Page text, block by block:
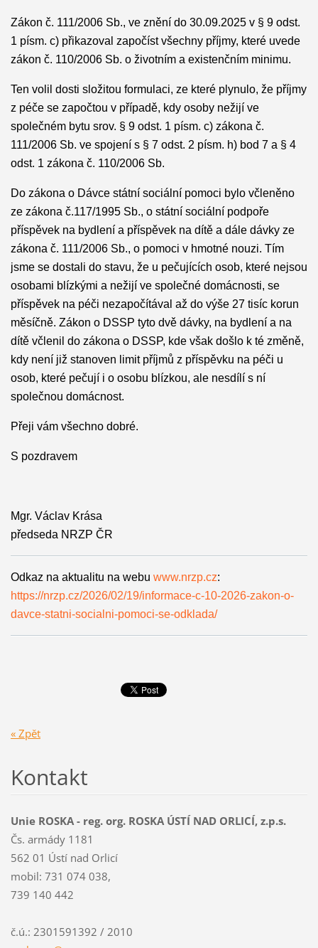
Zákon č. 111/2006 Sb., ve znění do 30.09.2025 v § 9 odst.
1 písm. c) přikazoval započíst všechny příjmy, které uvede
zákon č. 110/2006 Sb. o životním a existenčním minimu.
Ten volil dosti složitou formulaci, ze které plynulo, že příjmy
z péče se započtou v případě, kdy osoby nežijí ve
společném bytu srov. § 9 odst. 1 písm. c) zákona č.
111/2006 Sb. ve spojení s § 7 odst. 2 písm. h) bod 7 a § 4
odst. 1 zákona č. 110/2006 Sb.
Do zákona o Dávce státní sociální pomoci bylo včleněno
ze zákona č.117/1995 Sb., o státní sociální podpoře
příspěvek na bydlení a příspěvek na dítě a dále dávky ze
zákona č. 111/2006 Sb., o pomoci v hmotné nouzi. Tím
jsme se dostali do stavu, že u pečujících osob, které nejsou
osobami blízkými a nežijí ve společné domácnosti, se
příspěvek na péči nezapočítával až do výše 27 tisíc korun
měsíčně. Zákon o DSSP tyto dvě dávky, na bydlení a na
dítě včlenil do zákona o DSSP, kde však došlo k té změně,
kdy není již stanoven limit příjmů z příspěvku na péči u
osob, které pečují i o osobu blízkou, ale nesdílí s ní
společnou domácnost.
Přeji vám všechno dobré.
S pozdravem
Mgr. Václav Krása
předseda NRZP ČR
Odkaz na aktualitu na webu www.nrzp.cz:
https://nrzp.cz/2026/02/19/informace-c-10-2026-zakon-o-
davce-statni-socialni-pomoci-se-odklada/
« Zpět
Kontakt
Unie ROSKA - reg. org. ROSKA ÚSTÍ NAD ORLICÍ, z.p.s.
Čs. armády 1181
562 01 Ústí nad Orlicí
mobil: 731 074 038,
739 140 442
č.ú.: 2301591392 / 2010